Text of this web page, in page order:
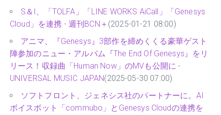
S＆I、「TOLFA」「LINE WORKS AiCall」「Genesys
Cloud」を連携 - 週刊BCN＋ (2025-01-21 08:00)
アニマ、『Genesys』3部作を締めくくる豪華ゲスト
陣参加のニュー・アルバム『The End Of Genesys』をリ
リース！収録曲「Human Now」のMVも公開に -
UNIVERSAL MUSIC JAPAN(2025-05-30 07:00)
ソフトフロント、ジェネシス社のパートナーに。AI
ボイスボット「commubo」とGenesys Cloudの連携を